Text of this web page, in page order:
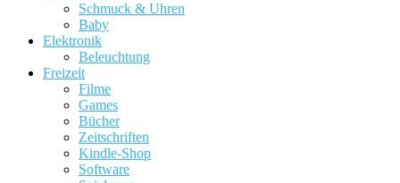
Schmuck & Uhren
Baby
Elektronik
Beleuchtung
Freizeit
Filme
Games
Bücher
Zeitschriften
Kindle-Shop
Software